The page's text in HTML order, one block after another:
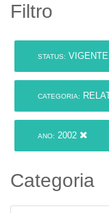
Filtro
STATUS: VIGENTE
CATEGORIA:
ANO: 2002
Categoria